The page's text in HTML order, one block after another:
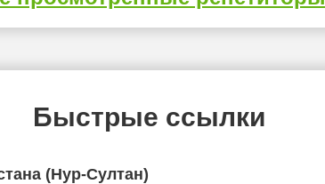
Быстрые ссылки
(Нур-Султан)